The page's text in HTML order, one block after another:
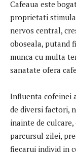
Cafeaua este
proprietati
nervos central,
oboseala, putand
munca cu multa
sanatate ofera
Influenta cofeinei
de diversi factori,
inainte de
parcursul zilei,
fiecarui individ in